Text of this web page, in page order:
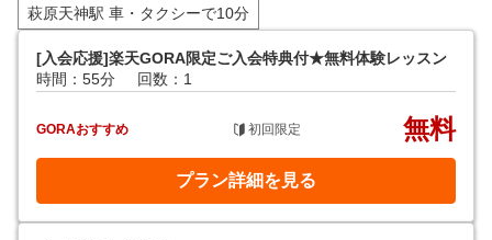
萩原天神駅 車・タクシーで10分
[入会応援]楽天GORA限定ご入会特典付★無料体験レッスン
時間：55分
回数：1
GORAおすすめ 初回限定 無料
プラン詳細を見る